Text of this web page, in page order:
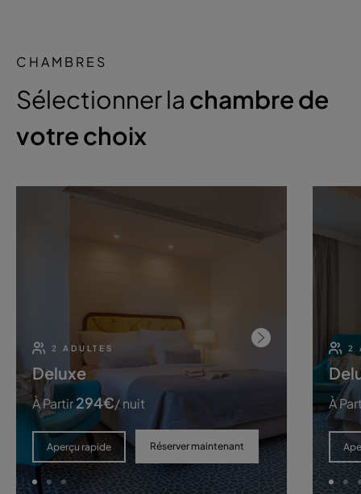
CHAMBRES
Sélectionner la chambre de
votre choix
2 ADULTES
Deluxe
À Partir294€/ nuit
Aperçu rapide Réserver maintenant
2
À